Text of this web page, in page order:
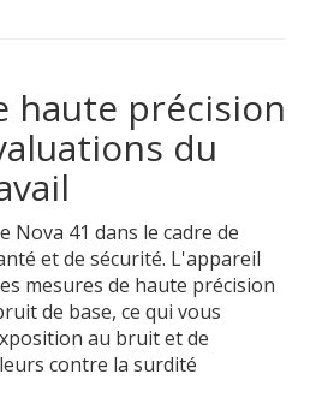
haute précision
du
Nova 41 dans le cadre de
et de sécurité. L'appareil
mesures de haute précision
de base, ce qui vous
au bruit et de
contre la surdité